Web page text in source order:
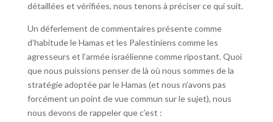
détaillées et vérifiées, nous tenons à préciser ce qui suit.
Un déferlement de commentaires présente comme
d’habitude le Hamas et les Palestiniens comme les
agresseurs et l’armée israélienne comme ripostant. Quoi
que nous puissions penser de là où nous sommes de la
stratégie adoptée par le Hamas (et nous n’avons pas
forcément un point de vue commun sur le sujet), nous
nous devons de rappeler que c’est :